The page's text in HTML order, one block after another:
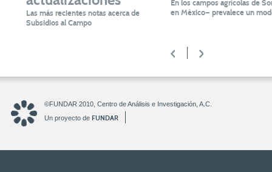
Las más recientes notas acerca de
Subsidios al Campo
En los campos agrícolas de
en México— prevalece un
< >
©FUNDAR 2010, Centro de Análisis e Investigación, A.C.
Un proyecto de FUNDAR